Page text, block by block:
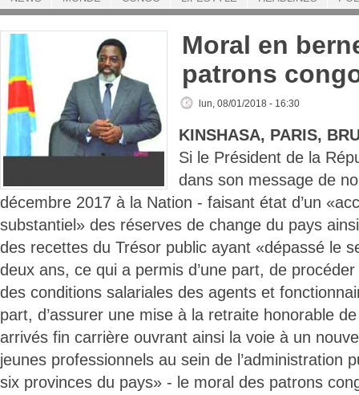
ACCUEIL
Moral en
patrons
lun, 08/01/2018 - 16:30
KINSHASA, PARIS,
Si le Président de la
dans son message de
décembre 2017 à la Nation - faisant état d’un
substantiel» des réserves de change du pays
des recettes du Trésor public ayant «dépassé le
deux ans, ce qui a permis d’une part, de
des conditions salariales des agents et
part, d’assurer une mise à la retraite honorable
arrivés fin carrière ouvrant ainsi la voie à un
jeunes professionnels au sein de l’administration
six provinces du pays» - le moral des patrons